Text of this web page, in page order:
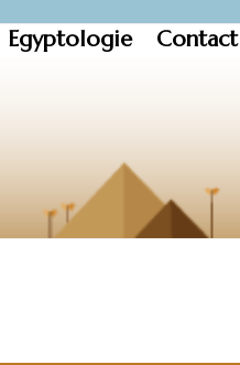
Egyptologie Contact